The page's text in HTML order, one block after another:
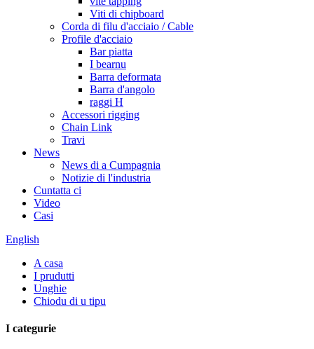
Viti di chipboard
Corda di filu d'acciaio / Cable
Profile d'acciaio
Bar piatta
I bearnu
Barra deformata
Barra d'angolo
raggi H
Accessori rigging
Chain Link
Travi
News
News di a Cumpagnia
Notizie di l'industria
Cuntatta ci
Video
Casi
English
A casa
I prudutti
Unghie
Chiodu di u tipu
I categurie